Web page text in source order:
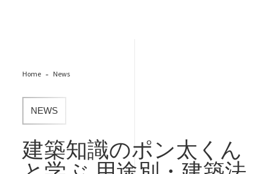
Home News
NEWS
建築知識のポン太くん